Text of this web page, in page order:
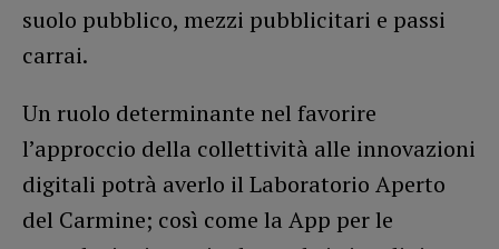
suolo pubblico, mezzi pubblicitari e passi
carrai.
Un ruolo determinante nel favorire
l’approccio della collettività alle innovazioni
digitali potrà averlo il Laboratorio Aperto
del Carmine; così come la App per le